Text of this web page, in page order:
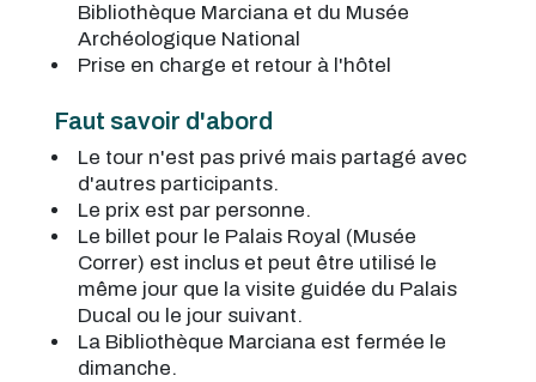
Bibliothèque Marciana et du Musée
Archéologique National
Prise en charge et retour à l'hôtel
Faut savoir d'abord
Le tour n'est pas privé mais partagé avec
d'autres participants.
Le prix est par personne.
Le billet pour le Palais Royal (Musée
Correr) est inclus et peut être utilisé le
même jour que la visite guidée du Palais
Ducal ou le jour suivant.
La Bibliothèque Marciana est fermée le
dimanche.